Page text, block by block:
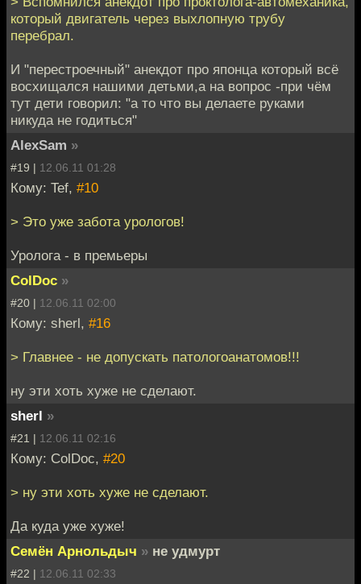
который двигатель через выхлопную трубу
перебрал.
И "перестроечный" анекдот про японца который всё
восхищался нашими детьми,а на вопрос -при чём
тут дети говорил: "а то что вы делаете руками
никуда не годиться"
AlexSam »
#19 | 12.06.11 01:28
Кому: Tef, #10
> Это уже забота урологов!
Уролога - в премьеры
ColDoc »
#20 | 12.06.11 02:00
Кому: sherl, #16
> Главнее - не допускать патологоанатомов!!!
ну эти хоть хуже не сделают.
sherl »
#21 | 12.06.11 02:16
Кому: ColDoc, #20
> ну эти хоть хуже не сделают.
Да куда уже хуже!
Семён Арнольдыч » не удмурт
#22 | 12.06.11 02:33